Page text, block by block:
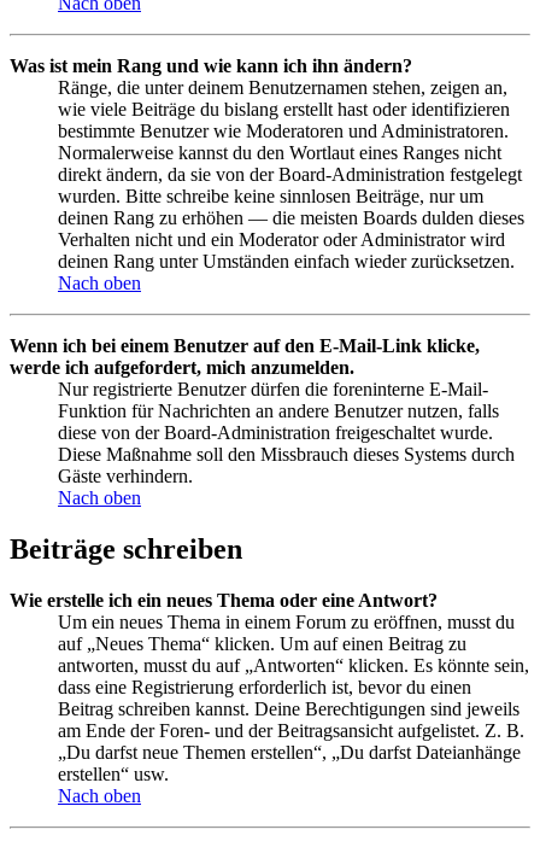
Was ist mein Rang und wie kann ich ihn ändern?
Ränge, die unter deinem Benutzernamen stehen, zeigen an,
wie viele Beiträge du bislang erstellt hast oder identifizieren
bestimmte Benutzer wie Moderatoren und Administratoren.
Normalerweise kannst du den Wortlaut eines Ranges nicht
direkt ändern, da sie von der Board-Administration festgelegt
wurden. Bitte schreibe keine sinnlosen Beiträge, nur um
deinen Rang zu erhöhen — die meisten Boards dulden dieses
Verhalten nicht und ein Moderator oder Administrator wird
deinen Rang unter Umständen einfach wieder zurücksetzen.
Nach oben
Wenn ich bei einem Benutzer auf den E-Mail-Link klicke,
werde ich aufgefordert, mich anzumelden.
Nur registrierte Benutzer dürfen die foreninterne E-Mail-
Funktion für Nachrichten an andere Benutzer nutzen, falls
diese von der Board-Administration freigeschaltet wurde.
Diese Maßnahme soll den Missbrauch dieses Systems durch
Gäste verhindern.
Nach oben
Beiträge schreiben
Wie erstelle ich ein neues Thema oder eine Antwort?
Um ein neues Thema in einem Forum zu eröffnen, musst du
auf „Neues Thema“ klicken. Um auf einen Beitrag zu
antworten, musst du auf „Antworten“ klicken. Es könnte sein,
dass eine Registrierung erforderlich ist, bevor du einen
Beitrag schreiben kannst. Deine Berechtigungen sind jeweils
am Ende der Foren- und der Beitragsansicht aufgelistet. Z. B.
„Du darfst neue Themen erstellen“, „Du darfst Dateianhänge
erstellen“ usw.
Nach oben